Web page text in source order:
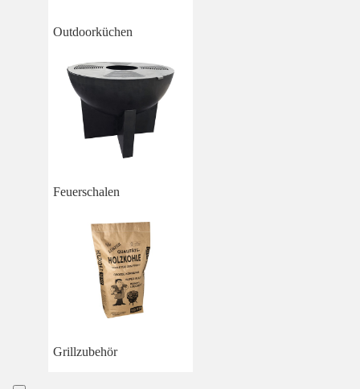
Outdoorküchen
Feuerschalen
Grillzubehör